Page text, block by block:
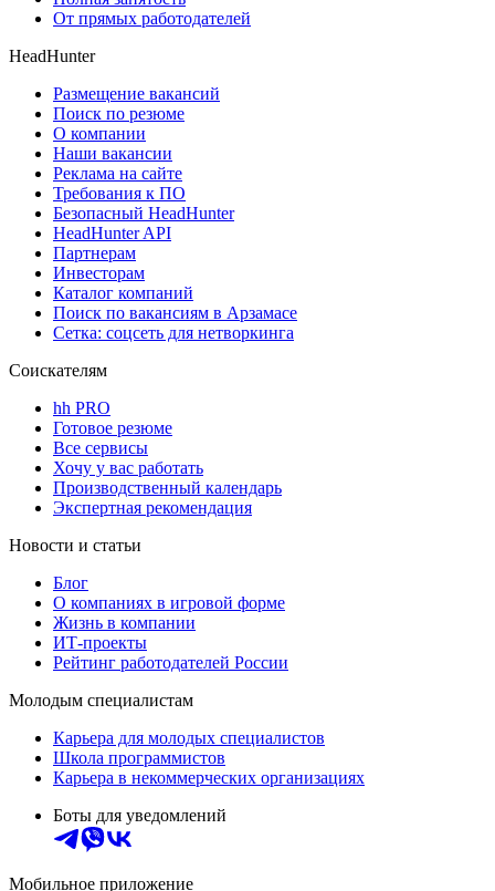
От прямых работодателей
HeadHunter
Размещение вакансий
Поиск по резюме
О компании
Наши вакансии
Реклама на сайте
Требования к ПО
Безопасный HeadHunter
HeadHunter API
Партнерам
Инвесторам
Каталог компаний
Поиск по вакансиям в Арзамасе
Сетка: соцсеть для нетворкинга
Соискателям
hh PRO
Готовое резюме
Все сервисы
Хочу у вас работать
Производственный календарь
Экспертная рекомендация
Новости и статьи
Блог
О компаниях в игровой форме
Жизнь в компании
ИТ-проекты
Рейтинг работодателей России
Молодым специалистам
Карьера для молодых специалистов
Школа программистов
Карьера в некоммерческих организациях
Боты для уведомлений
Мобильное приложение